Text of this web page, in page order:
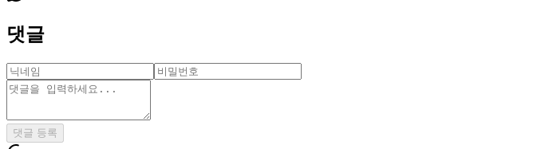
댓글
댓글 등록